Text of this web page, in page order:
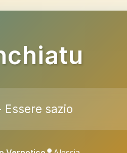
Essere sazio